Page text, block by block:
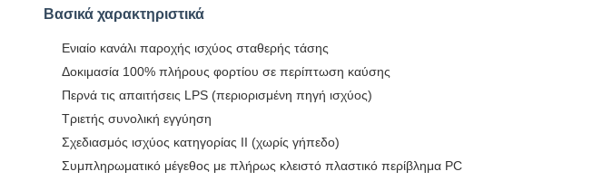
Βασικά χαρακτηριστικά
Ενιαίο κανάλι παροχής ισχύος σταθερής τάσης
Δοκιμασία 100% πλήρους φορτίου σε περίπτωση καύσης
Περνά τις απαιτήσεις LPS (περιορισμένη πηγή ισχύος)
Τριετής συνολική εγγύηση
Σχεδιασμός ισχύος κατηγορίας ΙΙ (χωρίς γήπεδο)
Συμπληρωματικό μέγεθος με πλήρως κλειστό πλαστικό περίβλημα PC